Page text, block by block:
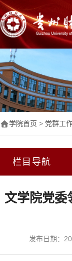
学院首页 > 党群工
栏目导航
文学院党委
发布日期：